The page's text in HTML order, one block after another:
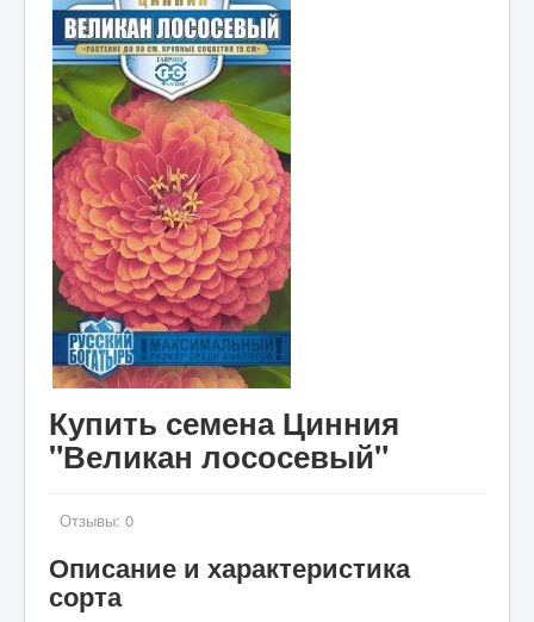
Купить семена Цинния
"Великан лососевый"
Отзывы: 0
Описание и характеристика
сорта